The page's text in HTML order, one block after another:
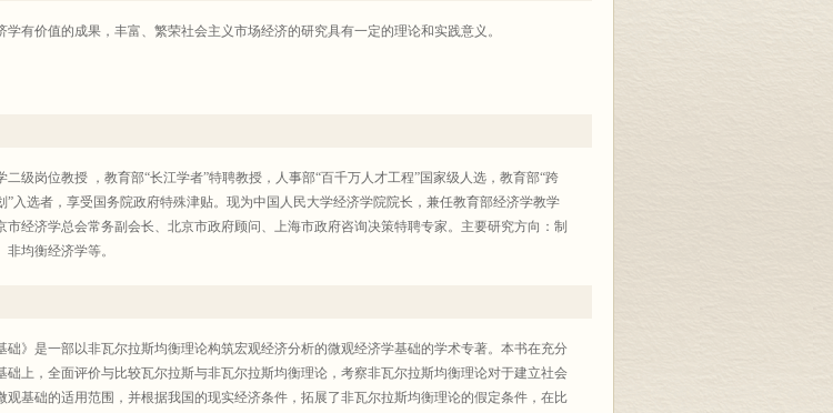
学有价值的成果，丰富、繁荣社会主义市场经济的研究具有一定的理论和实践意义。
二级岗位教授 ，教育部“长江学者”特聘教授，人事部“百千万人才工程”国家级人选，教育部“跨
”入选者，享受国务院政府特殊津贴。现为中国人民大学经济学院院长，兼任教育部经济学教学
市经济学总会常务副会长、北京市政府顾问、上海市政府咨询决策特聘专家。主要研究方向：制
均衡经济学等。
础》是一部以非瓦尔拉斯均衡理论构筑宏观经济分析的微观经济学基础的学术专著。本书在充分
础上，全面评价与比较瓦尔拉斯与非瓦尔拉斯均衡理论，考察非瓦尔拉斯均衡理论对于建立社会
观基础的适用范围，并根据我国的现实经济条件，拓展了非瓦尔拉斯均衡理论的假定条件，在比